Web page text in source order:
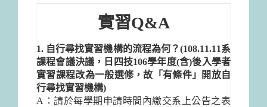
實習Q&A
1. 自行尋找實習機構的流程為何？(108.11.11系
課程會議決議，日四技106學年度(含)後入學者
實習課程改為一般選修，故「有條件」開放自
行尋找實習機構)
A：請於每學期申請時間內繳交系上公告之表